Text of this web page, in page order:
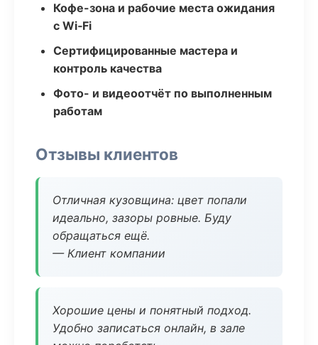
Кофе-зона и рабочие места ожидания
с Wi‑Fi
Сертифицированные мастера и
контроль качества
Фото- и видеоотчёт по выполненным
работам
Отзывы клиентов
Отличная кузовщина: цвет попали
идеально, зазоры ровные. Буду
обращаться ещё.
— Клиент компании
Хорошие цены и понятный подход.
Удобно записаться онлайн, в зале